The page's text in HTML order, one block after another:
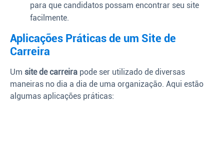
para que candidatos possam encontrar seu site
facilmente.
Aplicações Práticas de um Site de
Carreira
Um site de carreira pode ser utilizado de diversas
maneiras no dia a dia de uma organização. Aqui estão
algumas aplicações práticas: